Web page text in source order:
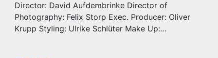
Director: David Aufdembrinke Director of
Photography: Felix Storp Exec. Producer: Oliver
Krupp Styling: Ulrike Schlüter Make Up:…